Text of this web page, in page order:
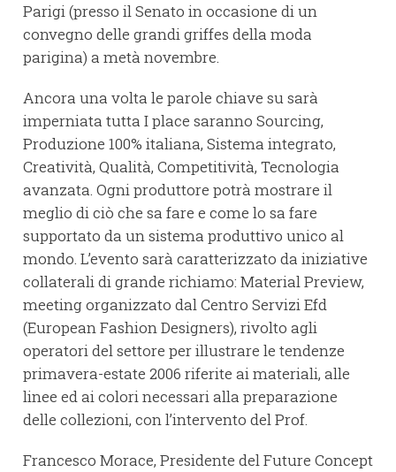
Parigi (presso il Senato in occasione di un
convegno delle grandi griffes della moda
parigina) a metà novembre.
Ancora una volta le parole chiave su sarà
imperniata tutta I place saranno Sourcing,
Produzione 100% italiana, Sistema integrato,
Creatività, Qualità, Competitività, Tecnologia
avanzata. Ogni produttore potrà mostrare il
meglio di ciò che sa fare e come lo sa fare
supportato da un sistema produttivo unico al
mondo. L’evento sarà caratterizzato da iniziative
collaterali di grande richiamo: Material Preview,
meeting organizzato dal Centro Servizi Efd
(European Fashion Designers), rivolto agli
operatori del settore per illustrare le tendenze
primavera-estate 2006 riferite ai materiali, alle
linee ed ai colori necessari alla preparazione
delle collezioni, con l’intervento del Prof.
Francesco Morace, Presidente del Future Concept